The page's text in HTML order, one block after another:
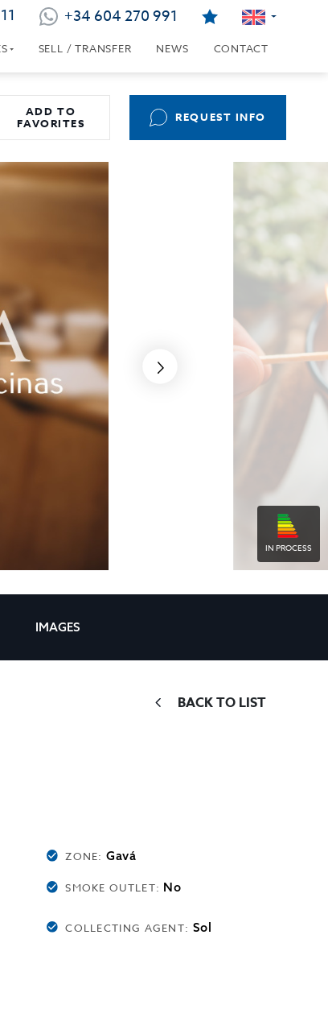
+34 604 270 991
SELL / TRANSFER NEWS CONTACT
ADD TO
FAVORITES
REQUEST INFO
IN PROCESS
IMAGES
BACK TO LIST
ZONE:Gavá
SMOKE OUTLET: No
COLLECTING AGENT: Sol